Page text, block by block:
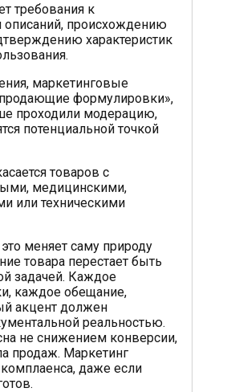
требования к
описаний, происхождению
характеристик
маркетинговые
формулировки»,
проходили модерацию,
потенциальной точкой
товаров с
медицинскими,
или техническими
меняет саму природу
товара перестает быть
задачей. Каждое
каждое обещание,
акцент должен
реальностью.
не снижением конверсии,
продаж. Маркетинг
даже если